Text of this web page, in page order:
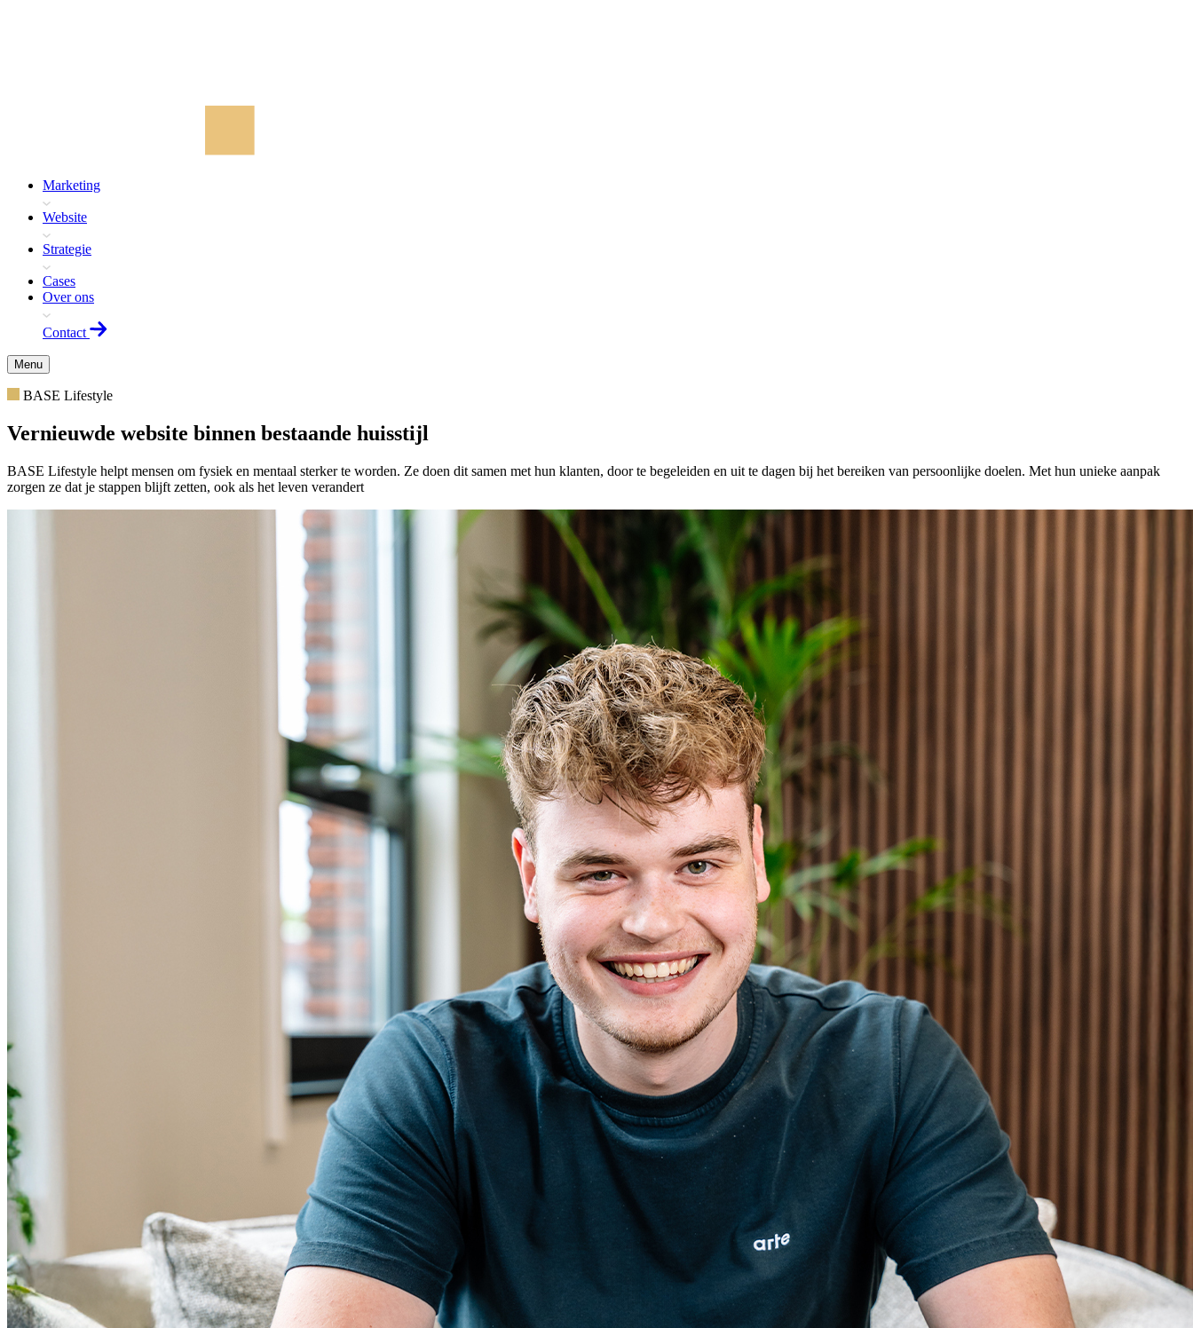
Marketing
Website
Strategie
Cases
Over ons
Contact
Menu
BASE Lifestyle
Vernieuwde website binnen bestaande huisstijl
BASE Lifestyle helpt mensen om fysiek en mentaal sterker te worden. Ze doen dit samen met hun klanten, door te begeleiden en uit te dagen bij het bereiken van persoonlijke doelen. Met hun unieke aanpak
zorgen ze dat je stappen blijft zetten, ook als het leven verandert